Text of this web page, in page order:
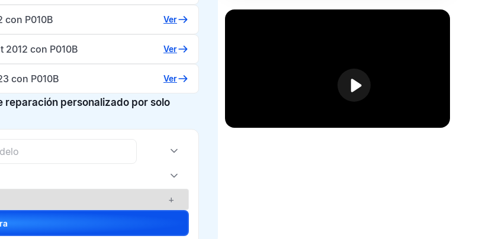
con P010B Ver
2012 con P010B Ver
con P010B Ver
reparación personalizado por solo
+